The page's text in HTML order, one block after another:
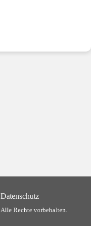
Alle Rechte vorbehalten.
Datenschutz